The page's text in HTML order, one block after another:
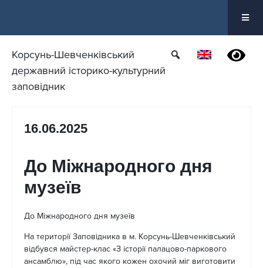
Корсунь-Шевченківський
державний історико-культурний
заповідник
16.06.2025
До Міжнародного дня
музеїв
До Міжнародного дня музеїв
На території Заповідника в м. Корсунь-Шевченківський
відбувся майстер-клас «З історії палацово-паркового
ансамблю», під час якого кожен охочий міг виготовити